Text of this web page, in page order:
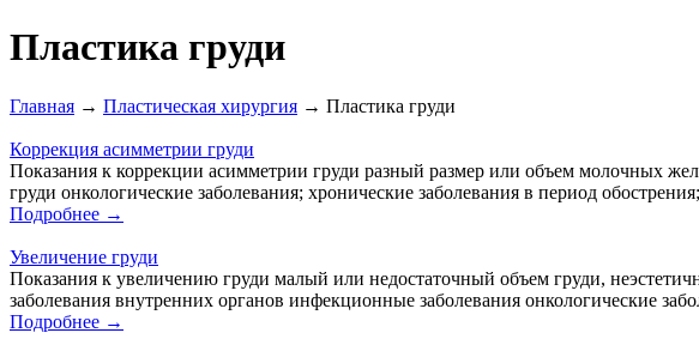
Пластика груди
Главная → Пластическая хирургия → Пластика груди
Коррекция асимметрии груди
Показания к коррекции асимметрии груди разный размер или объем молочных
груди онкологические заболевания; хронические заболевания в период
Подробнее →
Увеличение груди
Показания к увеличению груди малый или недостаточный объем груди,
заболевания внутренних органов инфекционные заболевания онкологические
Подробнее →